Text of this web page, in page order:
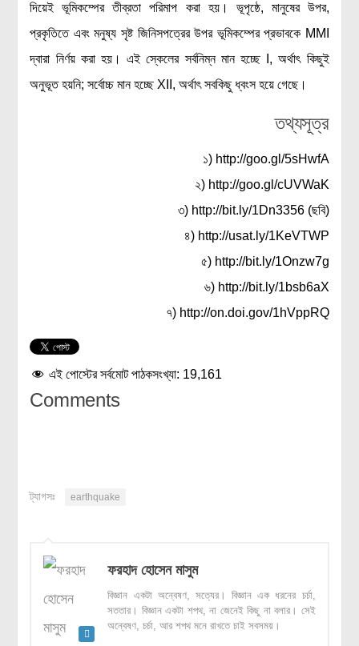
দিয়েই ভূমিকম্পের তীব্রতা পরিমাপ করা হয়। ভূপৃষ্ঠে, মানুষের উপর,
প্রকৃতিতে এবং মনুষ্য সৃষ্ট জিনিসপত্রের উপর ভূমিকম্পের প্রভাবকে MMI
দ্বারা নির্ণয় করা হয়। এই স্কেলের সর্বনিম্ন মান হচ্ছে I, অর্থাৎ কিছুই
অনুভূত হয়নি; সর্বোচ্চ মান হচ্ছে XII, অর্থাৎ সবকিছু ধ্বংস হয়ে গেছে।
তথ্যসূত্র
১) http://goo.gl/5sHwfA
২) http://goo.gl/cUVWaK
৩) http://bit.ly/1Dn3356 (ছবি)
৪) http://usat.ly/1KeVTWP
৫) http://bit.ly/1Onzw7g
৬) http://bit.ly/1bsb6aX
৭) http://on.doi.gov/1hVppRQ
এই পোস্টের সর্বমোট পাঠকসংখ্যা: 19,161
Comments
ট্যাগসঃ earthquake
ফরহাদ হোসেন মাসুম
বিজ্ঞান একটা অন্বেষণ, সত্যের। বিজ্ঞান এক ধরনের চর্চা,
সততার। বিজ্ঞান একটা শপথ, না জেনেই কিছু না বলার। সেই
অন্বেষণ, চর্চা, আর শপথ মনে রাখতে চাই সবসময়।